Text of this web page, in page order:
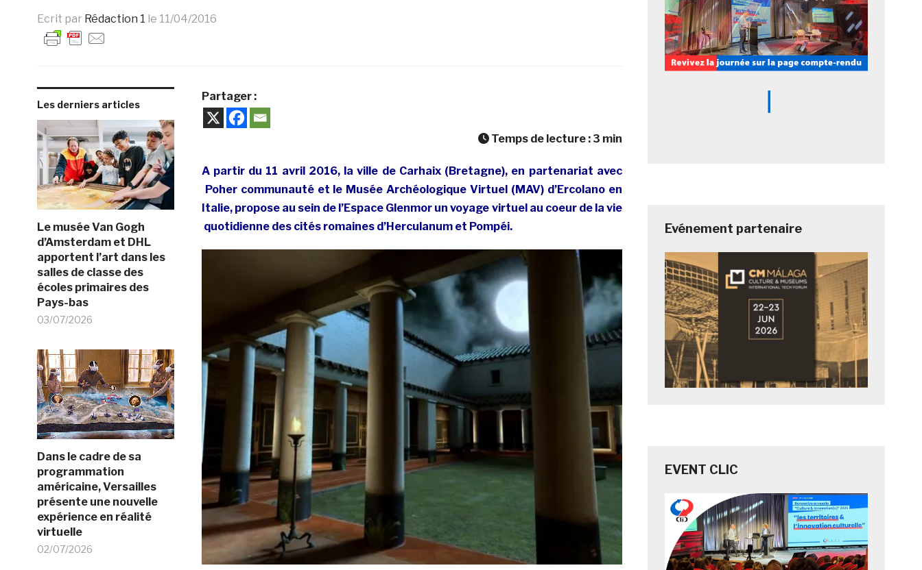
Ecrit par Rédaction 1 le 11/04/2016
Les derniers articles
Le musée Van Gogh
d’Amsterdam et DHL
apportent l’art dans les
salles de classe des
écoles primaires des
Pays-bas
03/07/2026
Dans le cadre de sa
programmation
américaine, Versailles
présente une nouvelle
expérience en réalité
virtuelle
02/07/2026
Partager :
Temps de lecture : 3 min
A partir du 11 avril 2016, la ville de Carhaix (Bretagne), en partenariat avec
Poher communauté et le Musée Archéologique Virtuel (MAV) d’Ercolano en
Italie, propose au sein de l’Espace Glenmor un voyage virtuel au coeur de la vie
quotidienne des cités romaines d’Herculanum et Pompéi.
Evénement partenaire
EVENT CLIC